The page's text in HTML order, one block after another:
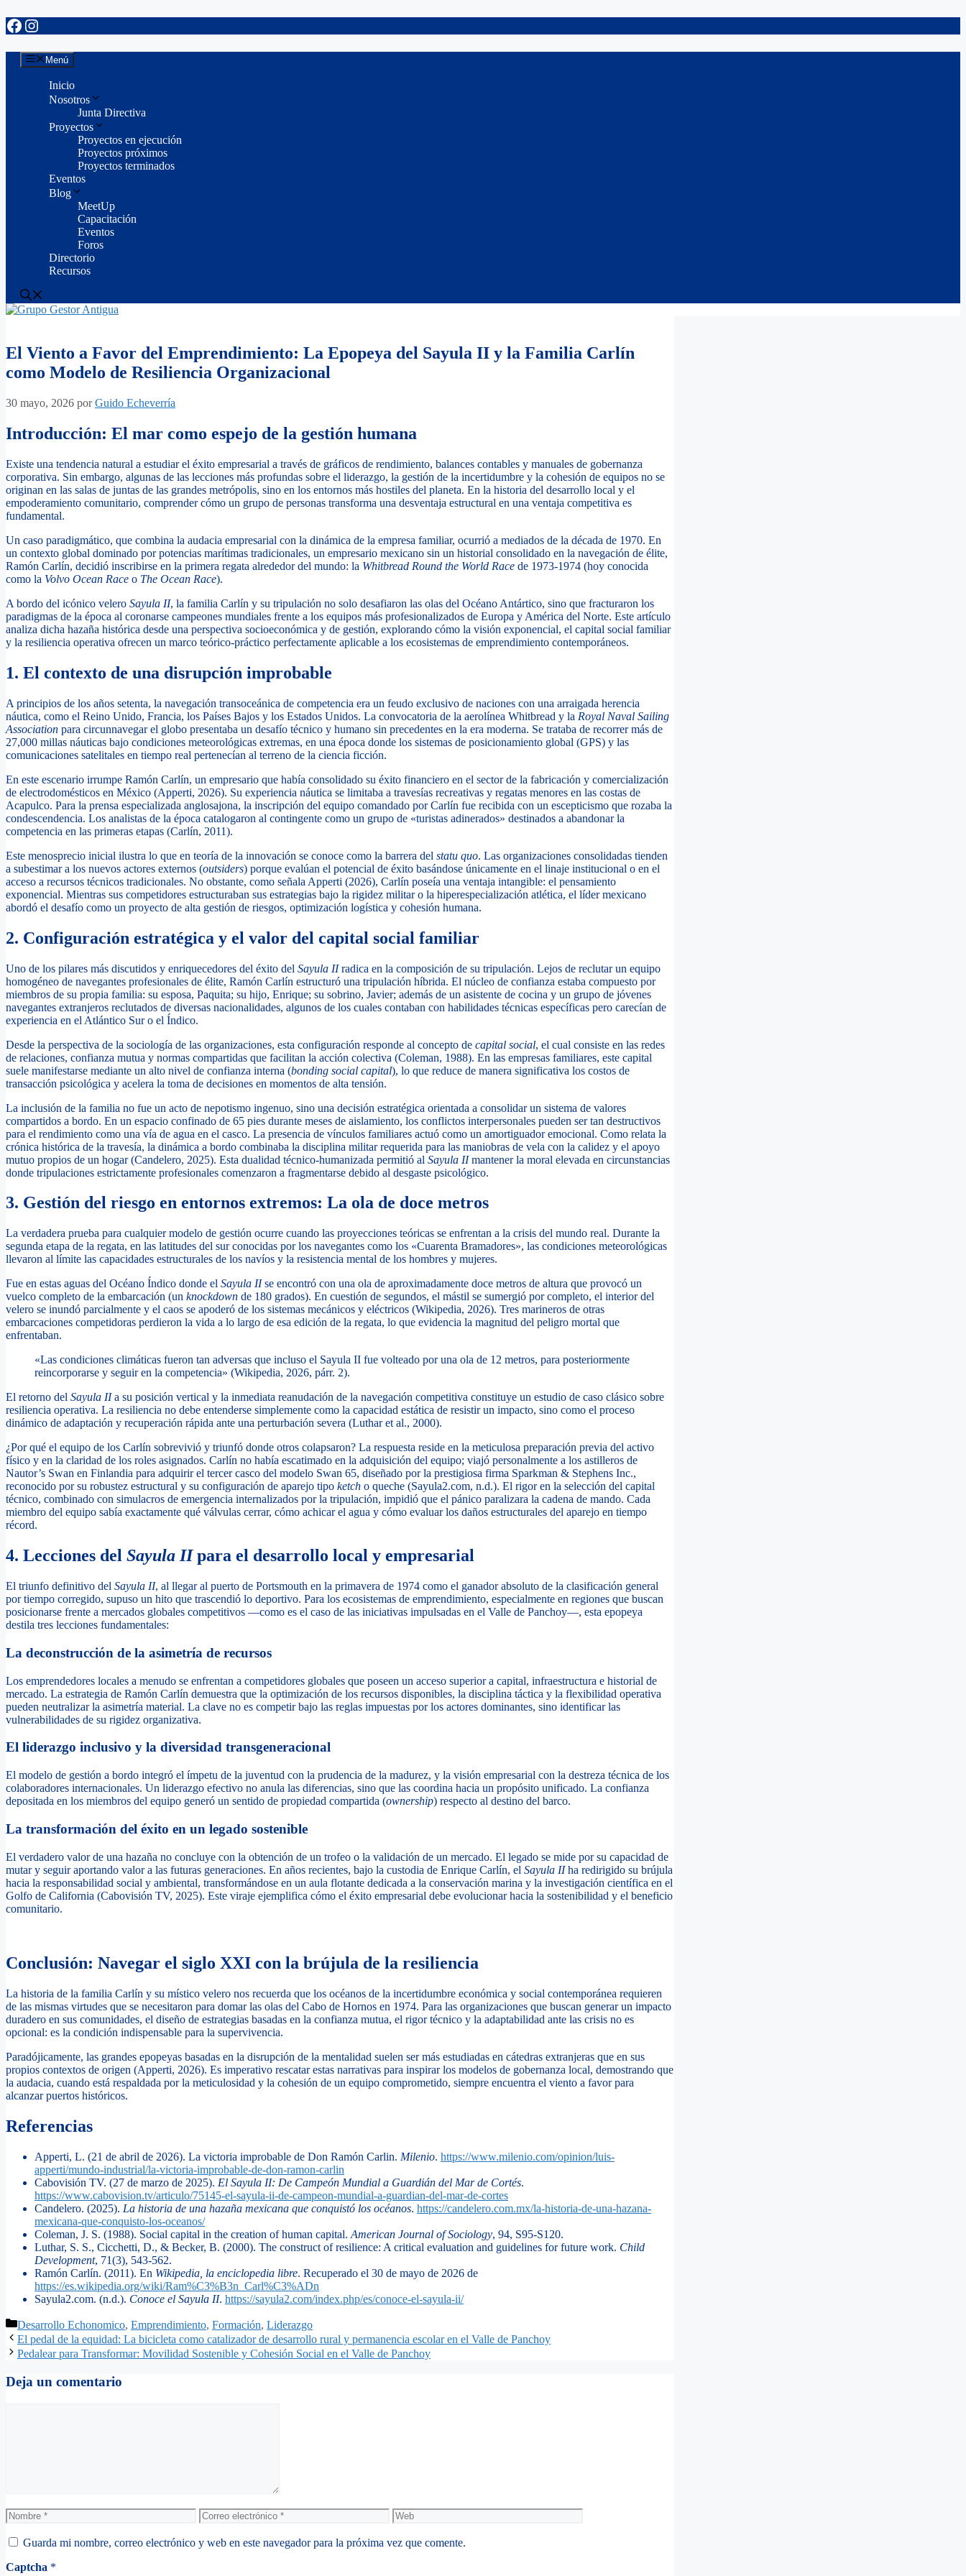
Saltar
al
Facebook
Instagram
Menú
Inicio
Nosotros
Junta Directiva
Proyectos
Proyectos en ejecución
Proyectos próximos
Proyectos terminados
Eventos
Blog
MeetUp
Capacitación
Eventos
Foros
Directorio
Recursos
El Viento a Favor del Emprendimiento: La Epopeya del Sayula II y la Familia Carlín
como Modelo de Resiliencia Organizacional
30 mayo, 2026 porGuido Echeverría
Introducción: El mar como espejo de la gestión humana
Existe una tendencia natural a estudiar el éxito empresarial a través de gráficos de rendimiento, balances contables y manuales de gobernanza
corporativa. Sin embargo, algunas de las lecciones más profundas sobre el liderazgo, la gestión de la incertidumbre y la cohesión de equipos no se
originan en las salas de juntas de las grandes metrópolis, sino en los entornos más hostiles del planeta. En la historia del desarrollo local y el
empoderamiento comunitario, comprender cómo un grupo de personas transforma una desventaja estructural en una ventaja competitiva es
fundamental.
Un caso paradigmático, que combina la audacia empresarial con la dinámica de la empresa familiar, ocurrió a mediados de la década de 1970. En
un contexto global dominado por potencias marítimas tradicionales, un empresario mexicano sin un historial consolidado en la navegación de élite,
Ramón Carlín, decidió inscribirse en la primera regata alrededor del mundo: la Whitbread Round the World Race de 1973-1974 (hoy conocida
como la Volvo Ocean Race o The Ocean Race).
A bordo del icónico velero Sayula II, la familia Carlín y su tripulación no solo desafiaron las olas del Océano Antártico, sino que fracturaron los
paradigmas de la época al coronarse campeones mundiales frente a los equipos más profesionalizados de Europa y América del Norte. Este artículo
analiza dicha hazaña histórica desde una perspectiva socioeconómica y de gestión, explorando cómo la visión exponencial, el capital social familiar
y la resiliencia operativa ofrecen un marco teórico-práctico perfectamente aplicable a los ecosistemas de emprendimiento contemporáneos.
1. El contexto de una disrupción improbable
A principios de los años setenta, la navegación transoceánica de competencia era un feudo exclusivo de naciones con una arraigada herencia
náutica, como el Reino Unido, Francia, los Países Bajos y los Estados Unidos. La convocatoria de la aerolínea Whitbread y la Royal Naval Sailing
Association para circunnavegar el globo presentaba un desafío técnico y humano sin precedentes en la era moderna. Se trataba de recorrer más de
27,000 millas náuticas bajo condiciones meteorológicas extremas, en una época donde los sistemas de posicionamiento global (GPS) y las
comunicaciones satelitales en tiempo real pertenecían al terreno de la ciencia ficción.
En este escenario irrumpe Ramón Carlín, un empresario que había consolidado su éxito financiero en el sector de la fabricación y comercialización
de electrodomésticos en México (Apperti, 2026). Su experiencia náutica se limitaba a travesías recreativas y regatas menores en las costas de
Acapulco. Para la prensa especializada anglosajona, la inscripción del equipo comandado por Carlín fue recibida con un escepticismo que rozaba la
condescendencia. Los analistas de la época catalogaron al contingente como un grupo de «turistas adinerados» destinados a abandonar la
competencia en las primeras etapas (Carlín, 2011).
Este menosprecio inicial ilustra lo que en teoría de la innovación se conoce como la barrera del statu quo. Las organizaciones consolidadas tienden
a subestimar a los nuevos actores externos (outsiders) porque evalúan el potencial de éxito basándose únicamente en el linaje institucional o en el
acceso a recursos técnicos tradicionales. No obstante, como señala Apperti (2026), Carlín poseía una ventaja intangible: el pensamiento
exponencial. Mientras sus competidores estructuraban sus estrategias bajo la rigidez militar o la hiperespecialización atlética, el líder mexicano
abordó el desafío como un proyecto de alta gestión de riesgos, optimización logística y cohesión humana.
2. Configuración estratégica y el valor del capital social familiar
Uno de los pilares más discutidos y enriquecedores del éxito del Sayula IIradica en la composición de su tripulación. Lejos de reclutar un equipo
homogéneo de navegantes profesionales de élite, Ramón Carlín estructuró una tripulación híbrida. El núcleo de confianza estaba compuesto por
miembros de su propia familia: su esposa, Paquita; su hijo, Enrique; su sobrino, Javier; además de un asistente de cocina y un grupo de jóvenes
navegantes extranjeros reclutados de diversas nacionalidades, algunos de los cuales contaban con habilidades técnicas específicas pero carecían de
experiencia en el Atlántico Sur o el Índico.
Desde la perspectiva de la sociología de las organizaciones, esta configuración responde al concepto de capital social, el cual consiste en las redes
de relaciones, confianza mutua y normas compartidas que facilitan la acción colectiva (Coleman, 1988). En las empresas familiares, este capital
suele manifestarse mediante un alto nivel de confianza interna (bonding social capital), lo que reduce de manera significativa los costos de
transacción psicológica y acelera la toma de decisiones en momentos de alta tensión.
La inclusión de la familia no fue un acto de nepotismo ingenuo, sino una decisión estratégica orientada a consolidar un sistema de valores
compartidos a bordo. En un espacio confinado de 65 pies durante meses de aislamiento, los conflictos interpersonales pueden ser tan destructivos
para el rendimiento como una vía de agua en el casco. La presencia de vínculos familiares actuó como un amortiguador emocional. Como relata la
crónica histórica de la travesía, la dinámica a bordo combinaba la disciplina militar requerida para las maniobras de vela con la calidez y el apoyo
mutuo propios de un hogar (Candelero, 2025). Esta dualidad técnico-humanizada permitió al Sayula IImantener la moral elevada en circunstancias
donde tripulaciones estrictamente profesionales comenzaron a fragmentarse debido al desgaste psicológico.
3. Gestión del riesgo en entornos extremos: La ola de doce metros
La verdadera prueba para cualquier modelo de gestión ocurre cuando las proyecciones teóricas se enfrentan a la crisis del mundo real. Durante la
segunda etapa de la regata, en las latitudes del sur conocidas por los navegantes como los «Cuarenta Bramadores», las condiciones meteorológicas
llevaron al límite las capacidades estructurales de los navíos y la resistencia mental de los hombres y mujeres.
Fue en estas aguas del Océano Índico donde el Sayula IIse encontró con una ola de aproximadamente doce metros de altura que provocó un
vuelco completo de la embarcación (un knockdown de 180 grados). En cuestión de segundos, el mástil se sumergió por completo, el interior del
velero se inundó parcialmente y el caos se apoderó de los sistemas mecánicos y eléctricos (Wikipedia, 2026). Tres marineros de otras
embarcaciones competidoras perdieron la vida a lo largo de esa edición de la regata, lo que evidencia la magnitud del peligro mortal que
enfrentaban.
«Las condiciones climáticas fueron tan adversas que incluso el Sayula II fue volteado por una ola de 12 metros, para posteriormente
reincorporarse y seguir en la competencia» (Wikipedia, 2026, párr. 2).
El retorno del Sayula IIa su posición vertical y la inmediata reanudación de la navegación competitiva constituye un estudio de caso clásico sobre
resiliencia operativa. La resiliencia no debe entenderse simplemente como la capacidad estática de resistir un impacto, sino como el proceso
dinámico de adaptación y recuperación rápida ante una perturbación severa (Luthar et al., 2000).
¿Por qué el equipo de los Carlín sobrevivió y triunfó donde otros colapsaron? La respuesta reside en la meticulosa preparación previa del activo
físico y en la claridad de los roles asignados. Carlín no había escatimado en la adquisición del equipo; viajó personalmente a los astilleros de
Nautor’s Swan en Finlandia para adquirir el tercer casco del modelo Swan 65, diseñado por la prestigiosa firma Sparkman & Stephens Inc.,
reconocido por su robustez estructural y su configuración de aparejo tipo ketch o queche (Sayula2.com, n.d.). El rigor en la selección del capital
técnico, combinado con simulacros de emergencia internalizados por la tripulación, impidió que el pánico paralizara la cadena de mando. Cada
miembro del equipo sabía exactamente qué válvulas cerrar, cómo achicar el agua y cómo evaluar los daños estructurales del aparejo en tiempo
récord.
4. Lecciones del Sayula IIpara el desarrollo local y empresarial
El triunfo definitivo del Sayula II, al llegar al puerto de Portsmouth en la primavera de 1974 como el ganador absoluto de la clasificación general
por tiempo corregido, supuso un hito que trascendió lo deportivo. Para los ecosistemas de emprendimiento, especialmente en regiones que buscan
posicionarse frente a mercados globales competitivos —como es el caso de las iniciativas impulsadas en el Valle de Panchoy—, esta epopeya
destila tres lecciones fundamentales:
La deconstrucción de la asimetría de recursos
Los emprendedores locales a menudo se enfrentan a competidores globales que poseen un acceso superior a capital, infraestructura e historial de
mercado. La estrategia de Ramón Carlín demuestra que la optimización de los recursos disponibles, la disciplina táctica y la flexibilidad operativa
pueden neutralizar la asimetría material. La clave no es competir bajo las reglas impuestas por los actores dominantes, sino identificar las
vulnerabilidades de su rigidez organizativa.
El liderazgo inclusivo y la diversidad transgeneracional
El modelo de gestión a bordo integró el ímpetu de la juventud con la prudencia de la madurez, y la visión empresarial con la destreza técnica de los
colaboradores internacionales. Un liderazgo efectivo no anula las diferencias, sino que las coordina hacia un propósito unificado. La confianza
depositada en los miembros del equipo generó un sentido de propiedad compartida (ownership) respecto al destino del barco.
La transformación del éxito en un legado sostenible
El verdadero valor de una hazaña no concluye con la obtención de un trofeo o la validación de un mercado. El legado se mide por su capacidad de
mutar y seguir aportando valor a las futuras generaciones. En años recientes, bajo la custodia de Enrique Carlín, el Sayula IIha redirigido su brújula
hacia la responsabilidad social y ambiental, transformándose en un aula flotante dedicada a la conservación marina y la investigación científica en el
Golfo de California (Cabovisión TV, 2025). Este viraje ejemplifica cómo el éxito empresarial debe evolucionar hacia la sostenibilidad y el beneficio
comunitario.
Conclusión: Navegar el siglo XXI con la brújula de la resiliencia
La historia de la familia Carlín y su místico velero nos recuerda que los océanos de la incertidumbre económica y social contemporánea requieren
de las mismas virtudes que se necesitaron para domar las olas del Cabo de Hornos en 1974. Para las organizaciones que buscan generar un impacto
duradero en sus comunidades, el diseño de estrategias basadas en la confianza mutua, el rigor técnico y la adaptabilidad ante las crisis no es
opcional: es la condición indispensable para la supervivencia.
Paradójicamente, las grandes epopeyas basadas en la disrupción de la mentalidad suelen ser más estudiadas en cátedras extranjeras que en sus
propios contextos de origen (Apperti, 2026). Es imperativo rescatar estas narrativas para inspirar los modelos de gobernanza local, demostrando que
la audacia, cuando está respaldada por la meticulosidad y la cohesión de un equipo comprometido, siempre encuentra el viento a favor para
alcanzar puertos históricos.
Referencias
Apperti, L. (21 de abril de 2026). La victoria improbable de Don Ramón Carlin. Milenio. https://www.milenio.com/opinion/luis-
apperti/mundo-industrial/la-victoria-improbable-de-don-ramon-carlin
Cabovisión TV. (27 de marzo de 2025). El Sayula II: De Campeón Mundial a Guardián del Mar de Cortés.
https://www.cabovision.tv/articulo/75145-el-sayula-ii-de-campeon-mundial-a-guardian-del-mar-de-cortes
Candelero. (2025). La historia de una hazaña mexicana que conquistó los océanos. https://candelero.com.mx/la-historia-de-una-hazana-
mexicana-que-conquisto-los-oceanos/
Coleman, J. S. (1988). Social capital in the creation of human capital. American Journal of Sociology, 94, S95-S120.
Luthar, S. S., Cicchetti, D., & Becker, B. (2000). The construct of resilience: A critical evaluation and guidelines for future work. Child
Development, 71(3), 543-562.
Ramón Carlín. (2011). En Wikipedia, la enciclopedia libre. Recuperado el 30 de mayo de 2026 de
https://es.wikipedia.org/wiki/Ram%C3%B3n_Carl%C3%ADn
Sayula2.com. (n.d.). Conoce el Sayula II. https://sayula2.com/index.php/es/conoce-el-sayula-ii/
Categorías
Desarrollo Echonomico, Emprendimiento, Formación, Liderazgo
El pedal de la equidad: La bicicleta como catalizador de desarrollo rural y permanencia escolar en el Valle de Panchoy
Pedalear para Transformar: Movilidad Sostenible y Cohesión Social en el Valle de Panchoy
Deja un comentario
Nombre
Correo
electrónico
Web
Guarda mi nombre, correo electrónico y web en este navegador para la próxima vez que comente.
Captcha *